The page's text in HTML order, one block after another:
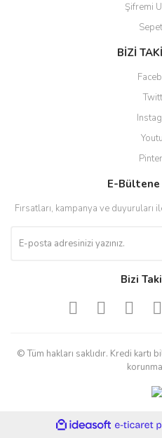
Şifremi
BİZİ
E-Bültene
Fırsatları, kampanya ve
Bizi
© Tüm hakları saklıdır. Kredi
ideasoft